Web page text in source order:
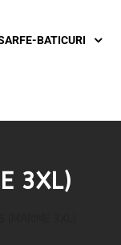
BATICURI
3XL)